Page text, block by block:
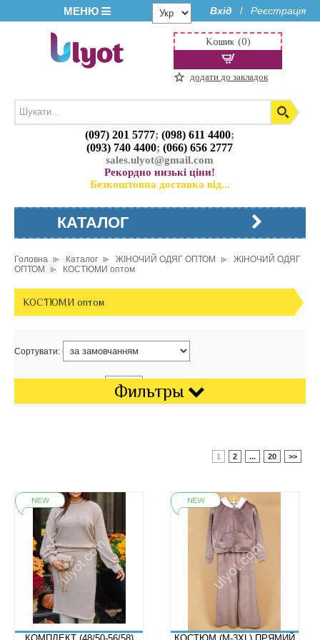
МЕНЮ Вхід / Реєстрація
(097) 201 5777;(098) 611 4400;
(093) 740 4400;(066) 656 2777
sales.ulyot@gmail.com
Рекордно низькі ціни!
Безкоштовна доставка від...
Кошик (0)
додати до закладок
КАТАЛОГ
Головна Каталог ЖІНОЧИЙ ОДЯГ ОПТОМ
ЖІНОЧИЙ ОДЯГ
ОПТОМ
КОСТЮМИ оптом
Фильтры
КОСТЮМИ оптом
Сортувати:
1 2 ... 20 >>